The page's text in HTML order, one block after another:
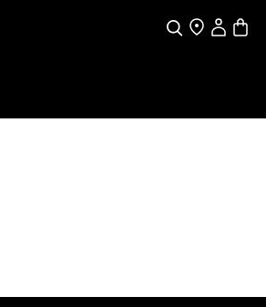
PretragaTraženjeKorisnički